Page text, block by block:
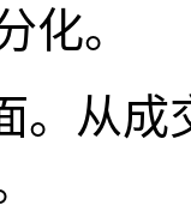
化。
。从成